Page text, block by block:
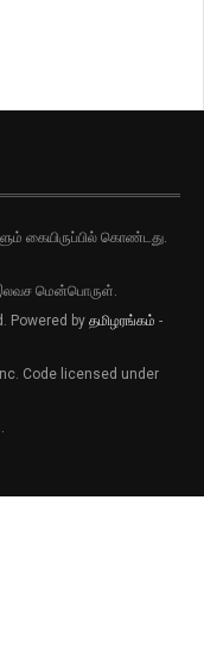
கையிருப்பில் கொண்டது.
மென்பொருள்.
Powered by தமிழரங்கம் -
Code licensed under
.